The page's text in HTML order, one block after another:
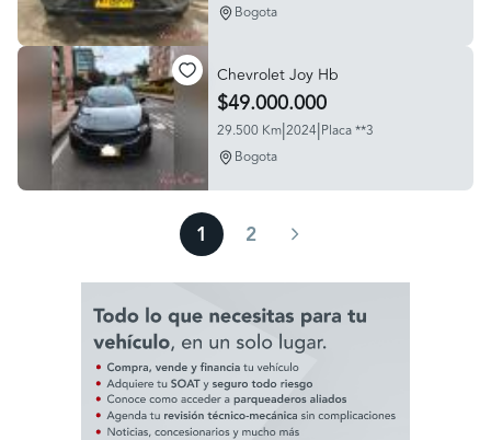
Bogota
Chevrolet Joy Hb
$49.000.000
29.500 Km|2024|Placa **3
Bogota
1 2